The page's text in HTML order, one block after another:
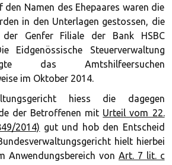
Namen des Ehepaares waren die
in den Unterlagen gestossen, die
Genfer Filiale der Bank HSBC
Eidgenössische Steuerverwaltung
das Amtshilfeersuchen
im Oktober 2014.
hiess die dagegen
der Betroffenen mit Urteil vom 22.
2014) gut und hob den Entscheid
hielt hierbei
Anwendungsbereich von Art. 7 lit. c